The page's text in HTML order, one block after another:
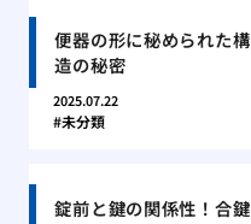
便器の形に秘められた構
造の秘密
2025.07.22
未分類
錠前と鍵の関係性！合鍵